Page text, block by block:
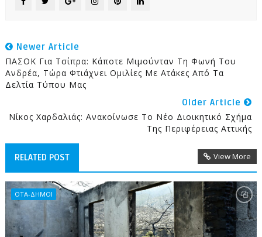
Newer Article
ΠΑΣΟΚ Για Τσίπρα: Κάποτε Μιμούνταν Τη Φωνή Του
Ανδρέα, Τώρα Φτιάχνει Ομιλίες Με Ατάκες Από Τα
Δελτία Τύπου Μας
Older Article
Νίκος Χαρδαλιάς: Ανακοίνωσε Το Νέο Διοικητικό Σχήμα
Της Περιφέρειας Αττικής
RELATED POST View More
ΟΤΑ-ΔΗΜΟΙ